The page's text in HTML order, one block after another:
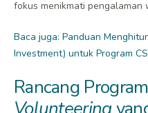
fokus menikmati pengalaman
Baca juga: Panduan
Investment) untuk Program
Rancang Program